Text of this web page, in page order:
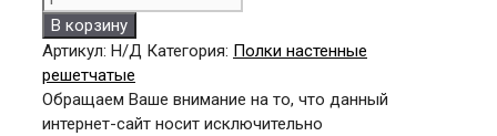
товара
ПНР
8x3
В корзину
Артикул: Н/Д Категория: Полки настенные
решетчатые
Обращаем Ваше внимание на то, что данный
интернет-сайт носит исключительно